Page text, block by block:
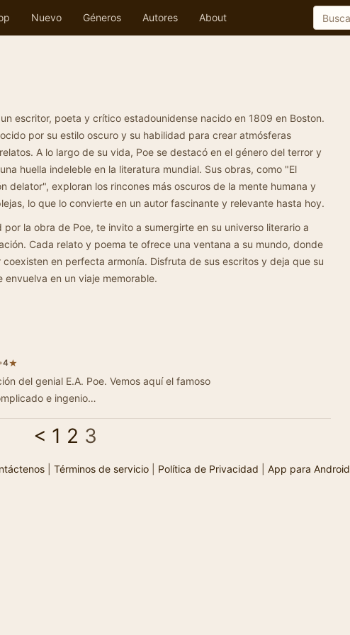
Nuevo Géneros Autores About
escritor, poeta y crítico estadounidense nacido en 1809 en Boston.
por su estilo oscuro y su habilidad para crear atmósferas
A lo largo de su vida, Poe se destacó en el género del terror y
huella indeleble en la literatura mundial. Sus obras, como "El
delator", exploran los rincones más oscuros de la mente humana y
lo que lo convierte en un autor fascinante y relevante hasta hoy.
por la obra de Poe, te invito a sumergirte en su universo literario a
Cada relato y poema te ofrece una ventana a su mundo, donde
coexisten en perfecta armonía. Disfruta de sus escritos y deja que su
envuelva en un viaje memorable.
4★
del genial E.A. Poe. Vemos aquí el famoso
e ingenio…
< 1 2 3
| Términos de servicio| Política de Privacidad App para Android